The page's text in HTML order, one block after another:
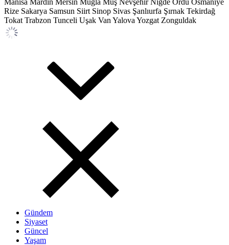
Manisa Mardin Mersin Muğla Muş Nevşehir Niğde Ordu Osmaniye
Rize Sakarya Samsun Siirt Sinop Sivas Şanlıurfa Şırnak Tekirdağ
Tokat Trabzon Tunceli Uşak Van Yalova Yozgat Zonguldak
Gündem
Siyaset
Güncel
Yaşam